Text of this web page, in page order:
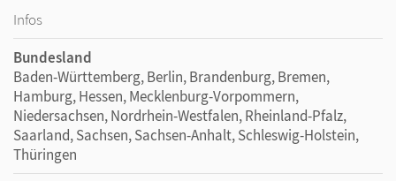
Infos
Bundesland
Baden-Württemberg, Berlin, Brandenburg, Bremen,
Hamburg, Hessen, Mecklenburg-Vorpommern,
Niedersachsen, Nordrhein-Westfalen, Rheinland-Pfalz,
Saarland, Sachsen, Sachsen-Anhalt, Schleswig-Holstein,
Thüringen